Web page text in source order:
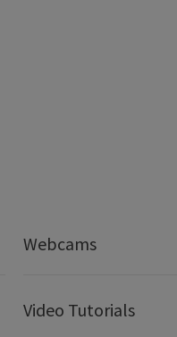
Webcams
Video Tutorials